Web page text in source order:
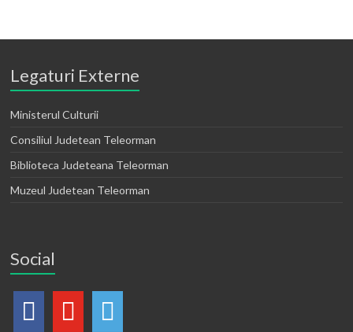
Legaturi Externe
Ministerul Culturii
Consiliul Judetean Teleorman
Biblioteca Judeteana Teleorman
Muzeul Judetean Teleorman
Social